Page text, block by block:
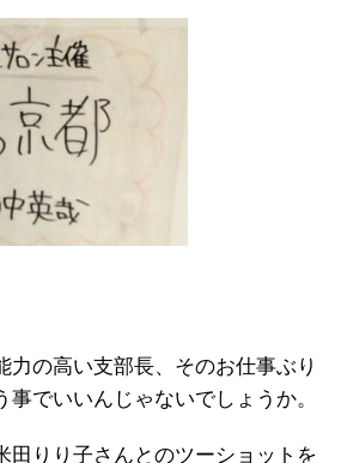
力の高い支部長、そのお仕事ぶり
事でいいんじゃないでしょうか。
田りり子さんとのツーショットを